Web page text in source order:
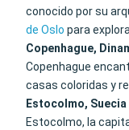
conocido por su
de Oslo para
Copenhague,
Copenhague
casas coloridas y
Estocolmo, Suecia
Estocolmo, la